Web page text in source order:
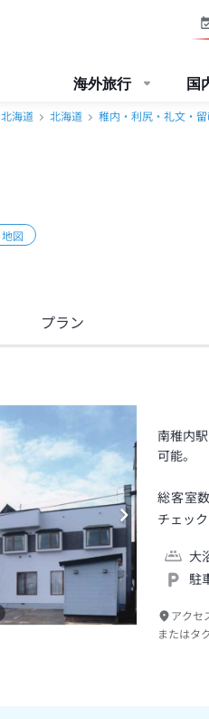
海外旅行 国
北海道 北海道 稚内・利尻・礼文・
地図
プラン
南稚内
可能。
総客室数
チェッ
大
駐
アクセ
またはタ